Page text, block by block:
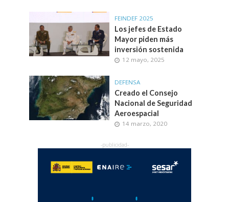
FEINDEF 2025
Los jefes de Estado
Mayor piden más
inversión sostenida
12 mayo, 2025
DEFENSA
Creado el Consejo
Nacional de Seguridad
Aeroespacial
14 marzo, 2020